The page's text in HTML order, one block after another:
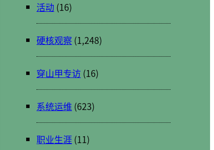
活动 (16)
硬核观察 (1,248)
穿山甲专访(16)
系统运维(623)
职业生涯(11)